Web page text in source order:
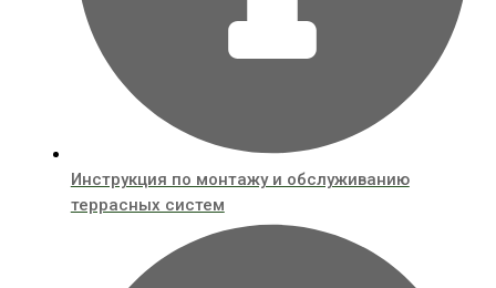
Инструкция по монтажу и обслуживанию
террасных систем